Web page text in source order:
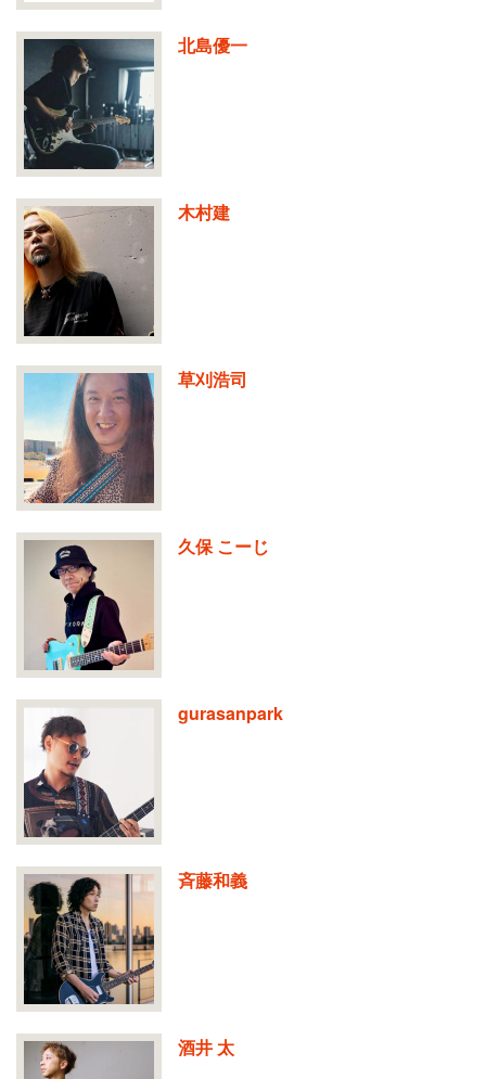
北島優一
木村建
草刈浩司
久保 こーじ
gurasanpark
斉藤和義
酒井 太